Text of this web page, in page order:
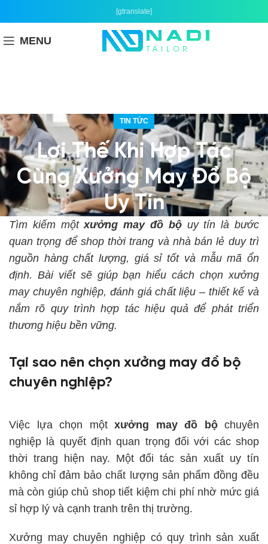
[gtranslate]
MENU
TIN TỨC
Lợi Thế Khi Hợp Tác
Cùng Xưởng May Đồ Bộ
Uy Tín
Tìm kiếm mộtxưởng may đồ bộuy tín là bước
quan trọng để shop thời trang và nhà bán lẻ duy trì
nguồn hàng chất lượng, giá sỉ tốt và mẫu mã ổn
định. Bài viết sẽ giúp bạn hiểu cách chọn xưởng
may chuyên nghiệp, đánh giá chất liệu – thiết kế và
nắm rõ quy trình hợp tác hiệu quả để phát triển
thương hiệu bền vững.
Tại sao nên chọn xưởng may đồ bộ
chuyên nghiệp?
Việc lựa chọn một xưởng may đồ bộchuyên
nghiệp là quyết định quan trọng đối với các shop
thời trang hiện nay. Một đối tác sản xuất uy tín
không chỉ đảm bảo chất lượng sản phẩm đồng đều
mà còn giúp chủ shop tiết kiệm chi phí nhờ mức giá
sỉ hợp lý và cạnh tranh trên thị trường.
Xưởng may chuyên nghiệp có quy trình sản xuất